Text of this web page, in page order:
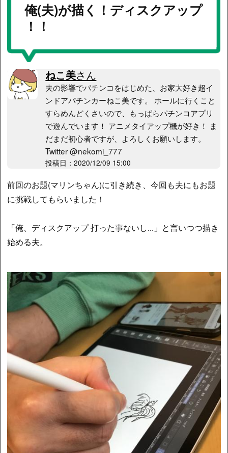
俺(夫)が描く！ディスクアップ
！！
ねこ美さん
夫の影響でパチンコをはじめた、お家大好き超イ
ンドアパチンカーねこ美です。 ホールに行くこと
すらめんどくさいので、もっぱらパチンコアプリ
で遊んでいます！ アニメタイアップ機が好き！ ま
だまだ初心者ですが、よろしくお願いします。
Twitter @nekomi_777
投稿日：2020/12/09 15:00
前回のお題(マリンちゃん)に引き続き、今回も夫にもお題
に挑戦してもらいました！
「俺、ディスクアップ 打った事ないし...」と言いつつ描き
始める夫。